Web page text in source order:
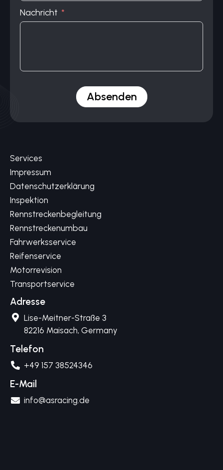
Nachricht
Absenden
Services
Impressum
Datenschutzerklärung
Inspektion
Rennstreckenbegleitung
Rennstreckenumbau
Fahrwerksservice
Reifenservice
Motorrevision
Transportservice
Adresse
Lise-Meitner-Straße 3
82216 Maisach, Germany
Telefon
+49 157 38524346
E-Mail
info@asracing.de